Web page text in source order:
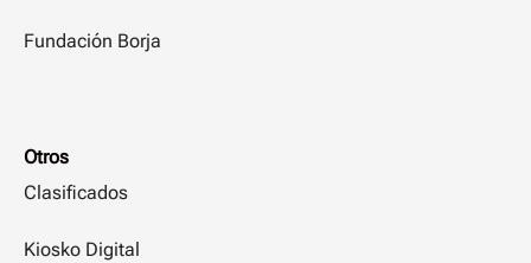
Fundación Borja
Otros
Clasificados
Kiosko Digital